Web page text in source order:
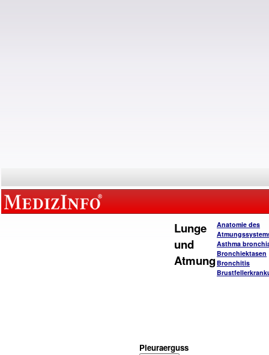
Lunge
und
Atmung
Anatomie des
Asthma
Bronchiektasen
Bronchitis
Pleuraerguss